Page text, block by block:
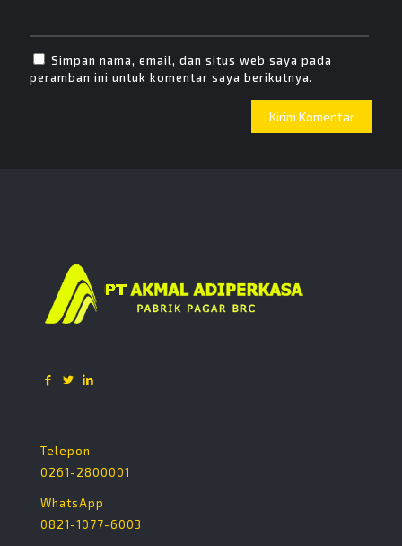
Simpan nama, email, dan situs web saya pada
peramban ini untuk komentar saya berikutnya.
Telepon
0261-2800001
WhatsApp
0821-1077-6003